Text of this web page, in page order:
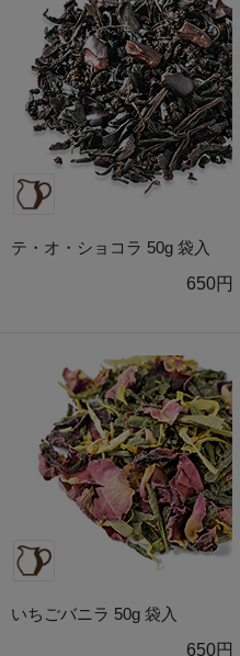
テ・オ・ショコラ 50g 袋入
650円
いちごバニラ 50g 袋入
650円